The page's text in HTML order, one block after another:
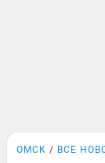
ОМСК ВСЕ